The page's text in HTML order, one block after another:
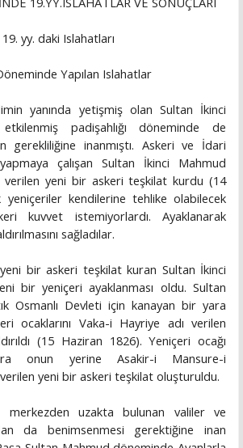
yy. daki Islahatları
Yapılan Islahatlar
yanında yetişmiş olan Sultan İkinci
padişahlığı döneminde de
gerekliliğine inanmıştı. Askeri ve İdari
çalışan Sultan İkinci Mahmud
verilen yeni bir askeri teşkilat kurdu (14
yeniçeriler kendilerine tehlike olabilecek
kuvvet istemiyorlardı. Ayaklanarak
sağladılar.
bir askeri teşkilat kuran Sultan İkinci
bir yeniçeri ayaklanması oldu. Sultan
Osmanlı Devleti için kanayan bir yara
ocaklarını Vaka-i Hayriye adı verilen
(15 Haziran 1826). Yeniçeri ocağı
onun yerine Asakir-i Mansure-i
yeni bir askeri teşkilat oluşturuldu.
merkezden uzakta bulunan valiler ve
da benimsenmesi gerektiğine inan